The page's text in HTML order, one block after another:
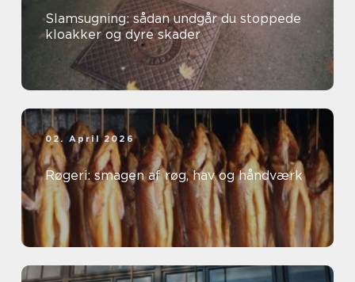
Slamsugning: sådan undgår du stoppede
kloakker og dyre skader
02. April 2026
Røgeri: smagen af røg, hav og håndværk